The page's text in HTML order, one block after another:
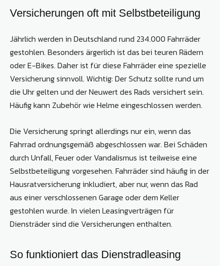
Versicherungen oft mit Selbstbeteiligung
Jährlich werden in Deutschland rund 234.000 Fahrräder
gestohlen. Besonders ärgerlich ist das bei teuren Rädern
oder E-Bikes. Daher ist für diese Fahrräder eine spezielle
Versicherung sinnvoll. Wichtig: Der Schutz sollte rund um
die Uhr gelten und der Neuwert des Rads versichert sein.
Häufig kann Zubehör wie Helme eingeschlossen werden.
Die Versicherung springt allerdings nur ein, wenn das
Fahrrad ordnungsgemäß abgeschlossen war. Bei Schäden
durch Unfall, Feuer oder Vandalismus ist teilweise eine
Selbstbeteiligung vorgesehen. Fahrräder sind häufig in der
Hausratversicherung inkludiert, aber nur, wenn das Rad
aus einer verschlossenen Garage oder dem Keller
gestohlen wurde. In vielen Leasingverträgen für
Diensträder sind die Versicherungen enthalten.
So funktioniert das Dienstradleasing